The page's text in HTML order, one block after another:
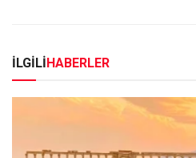
İLGİLİHABERLER